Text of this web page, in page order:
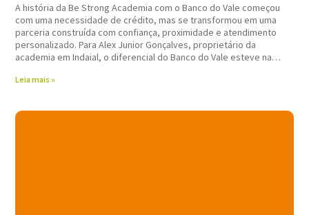
A história da Be Strong Academia com o Banco do Vale começou
com uma necessidade de crédito, mas se transformou em uma
parceria construída com confiança, proximidade e atendimento
personalizado. Para Alex Junior Gonçalves, proprietário da
academia em Indaial, o diferencial do Banco do Vale esteve na
Leia mais »